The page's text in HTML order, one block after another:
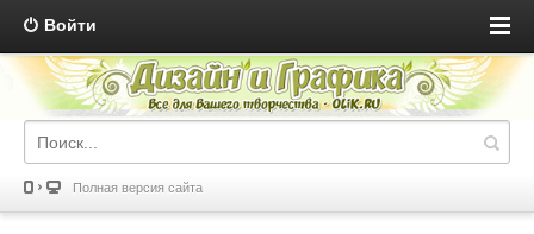
Войти
Полная версия сайта